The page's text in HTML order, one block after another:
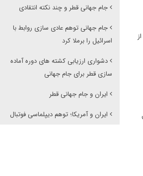
جام جهانی قطر و چند نکته انتقادی
جام جهانی توهم عادی سازی روابط با
اسرائیل را برملا کرد
دشواری ارزیابی کشته های دوره آماده
سازی قطر برای جام جهانی
ایران و جام جهانی قطر
ایران و آمریکا؛ توهم دیپلماسی فوتبال